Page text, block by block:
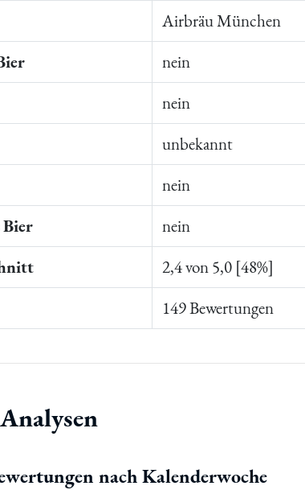
Airbräu München
nein
nein
unbekannt
nein
nein
2,4 von 5,0 [48%]
149 Bewertungen
nach Kalenderwoche